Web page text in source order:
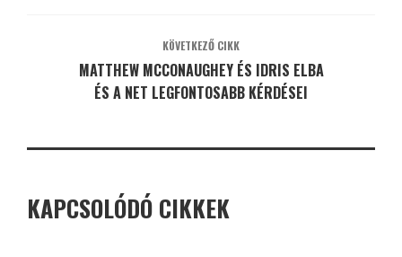
KÖVETKEZŐ CIKK
MATTHEW MCCONAUGHEY ÉS IDRIS ELBA
ÉS A NET LEGFONTOSABB KÉRDÉSEI
KAPCSOLÓDÓ CIKKEK